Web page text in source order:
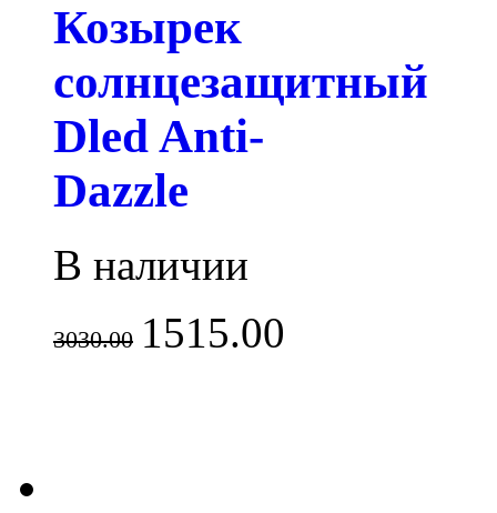
Козырек
солнцезащитный
Dled Anti-
Dazzle
В наличии
3030.00 1515.00